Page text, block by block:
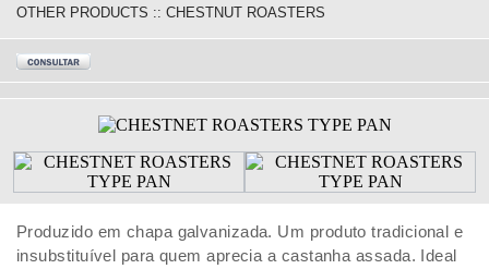
OTHER PRODUCTS :: CHESTNUT ROASTERS
Produzido em chapa galvanizada. Um produto tradicional e
insubstituível para quem aprecia a castanha assada. Ideal